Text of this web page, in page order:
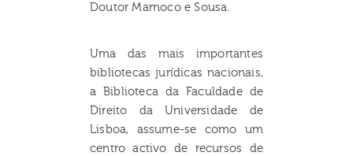
Doutor Marnoco e Sousa.
Uma das mais importantes
bibliotecas jurídicas nacionais,
a Biblioteca da Faculdade de
Direito da Universidade de
Lisboa, assume-se como um
centro activo de recursos de